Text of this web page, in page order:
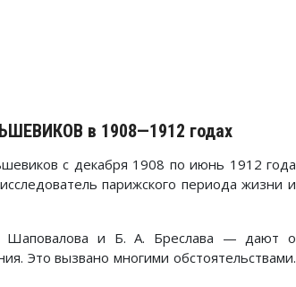
в 1908—1912 годах
с декабря 1908 по июнь 1912 года
парижского периода жизни и
Шаповалова и Б. А. Бреслава — дают о
Это вызвано многими обстоятельствами.